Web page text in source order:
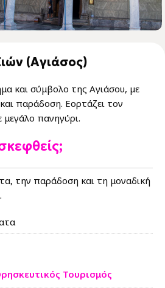
(Αγιάσος)
και σύμβολο της Αγιάσου, με
παράδοση. Εορτάζει τον
πανηγύρι.
την παράδοση και τη μοναδική
Τουρισμός